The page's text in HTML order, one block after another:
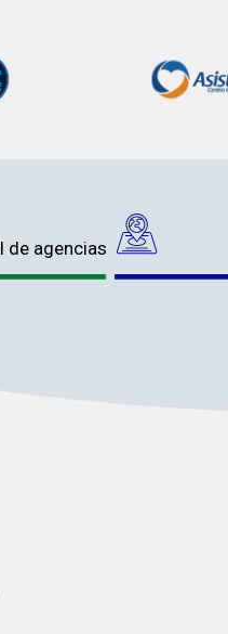
de agencias